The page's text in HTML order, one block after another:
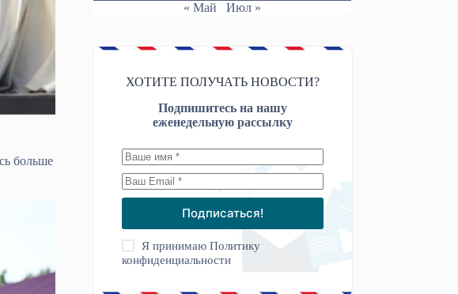
больше
« Май
Июл »
ХОТИТЕ ПОЛУЧАТЬ НОВОСТИ?
Подпишитесь на нашу
еженедельную рассылку
Подписаться!
Я принимаюПолитику
конфиденциальности